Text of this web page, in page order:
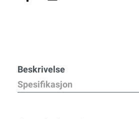
Beskrivelse
Spesifikasjon